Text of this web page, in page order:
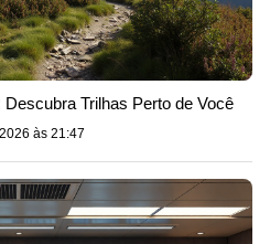
Trilhas Perto de Você
às 21:47